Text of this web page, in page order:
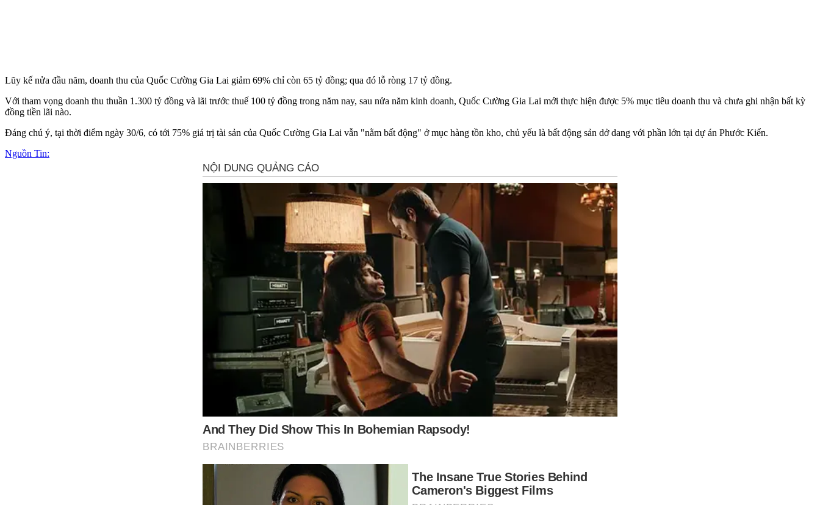
Lũy kế nửa đầu năm, doanh thu của Quốc Cường Gia Lai giảm 69% chỉ còn 65 tỷ đồng; qua đó lỗ ròng 17 tỷ đồng.
Với tham vọng doanh thu thuần 1.300 tỷ đồng và lãi trước thuế 100 tỷ đồng trong năm nay, sau nửa năm kinh doanh, Quốc Cường Gia Lai mới thực hiện được 5% mục tiêu doanh thu và chưa ghi nhận bất kỳ
đồng tiền lãi nào.
Đáng chú ý, tại thời điểm ngày 30/6, có tới 75% giá trị tài sản của Quốc Cường Gia Lai vẫn "nằm bất động" ở mục hàng tồn kho, chủ yếu là bất động sản dở dang với phần lớn tại dự án Phước Kiển.
Nguồn Tin: